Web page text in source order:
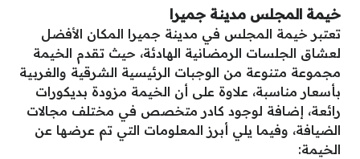
خيمة المجلس مدينة جميرا
تعتبر خيمة المجلس في مدينة جميرا المكان الأفضل
لعشاق الجلسات الرمضانية الهادئة، حيث تقدم الخيمة
مجموعة متنوعة من الوجبات الرئيسية الشرقية والغربية
بأسعار مناسبة، علاوة على أن الخيمة مزودة بديكورات
رائعة، إضافة لوجود كادر متخصص في مختلف مجالات
الضيافة، وفيما يلي أبرز المعلومات التي تم عرضها عن
الخيمة: